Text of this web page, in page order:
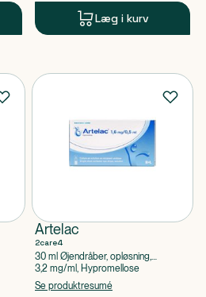
Læg i kurv
Artelac
2care4
30 ml Øjendråber, opløsning,
enkeltdosisbeholder
3,2 mg/ml, Hypromellose
Se produktresumé